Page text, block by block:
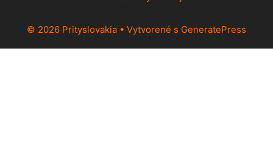
© 2026 Prityslovakia • Vytvorené s GeneratePress